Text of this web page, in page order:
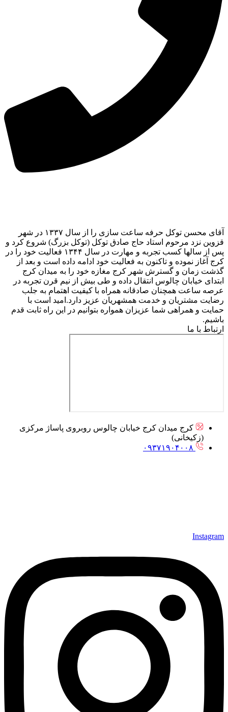
آقای محسن توکل حرفه ساعت سازی را از سال ۱۳۳۷ در شهر
قزوین نزد مرحوم استاد حاج صادق توکل (توکل بزرگ) شروع کرد و
پس از سالها کسب تجربه و مهارت در سال ۱۳۴۴ فعالیت خود را در
کرج آغاز نموده و تاکنون به فعالیت خود ادامه داده است و بعد از
گذشت زمان و گسترش شهر کرج مغازه خود را به میدان کرج
ابتدای خیابان چالوس انتقال داده و طی بیش از نیم قرن تجربه در
عرصه ساعت همچنان صادقانه همراه با کیفیت اهتمام به جلب
رضایت مشتریان و خدمت همشهریان عزیز دارد.امید است با
حمایت و همراهی شما عزیزان همواره بتوانیم در این راه ثابت قدم
باشیم.
ارتباط با ما
کرج میدان کرج خیابان چالوس روبروی پاساژ مرکزی
(زکیخانی)
۰۹۳۷۱۹۰۴۰۰۸
Instagram